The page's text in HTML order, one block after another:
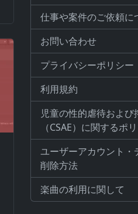
仕事や案件のご依頼に
お問い合わせ
プライバシーポリシー
利用規約
児童の性的虐待および
（CSAE）に関するポ
ユーザーアカウント・
削除方法
楽曲の利用に関して